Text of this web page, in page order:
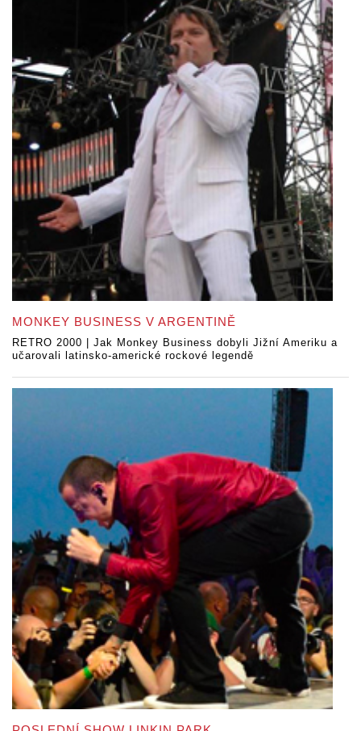
MONKEY BUSINESS V ARGENTINĚ
RETRO 2000 | Jak Monkey Business dobyli Jižní Ameriku a
učarovali latinsko-americké rockové legendě